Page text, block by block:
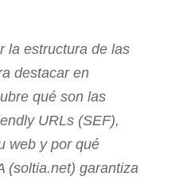
la estructura de las
destacar en
qué son las
URLs (SEF),
web y por qué
(soltia.net) garantiza